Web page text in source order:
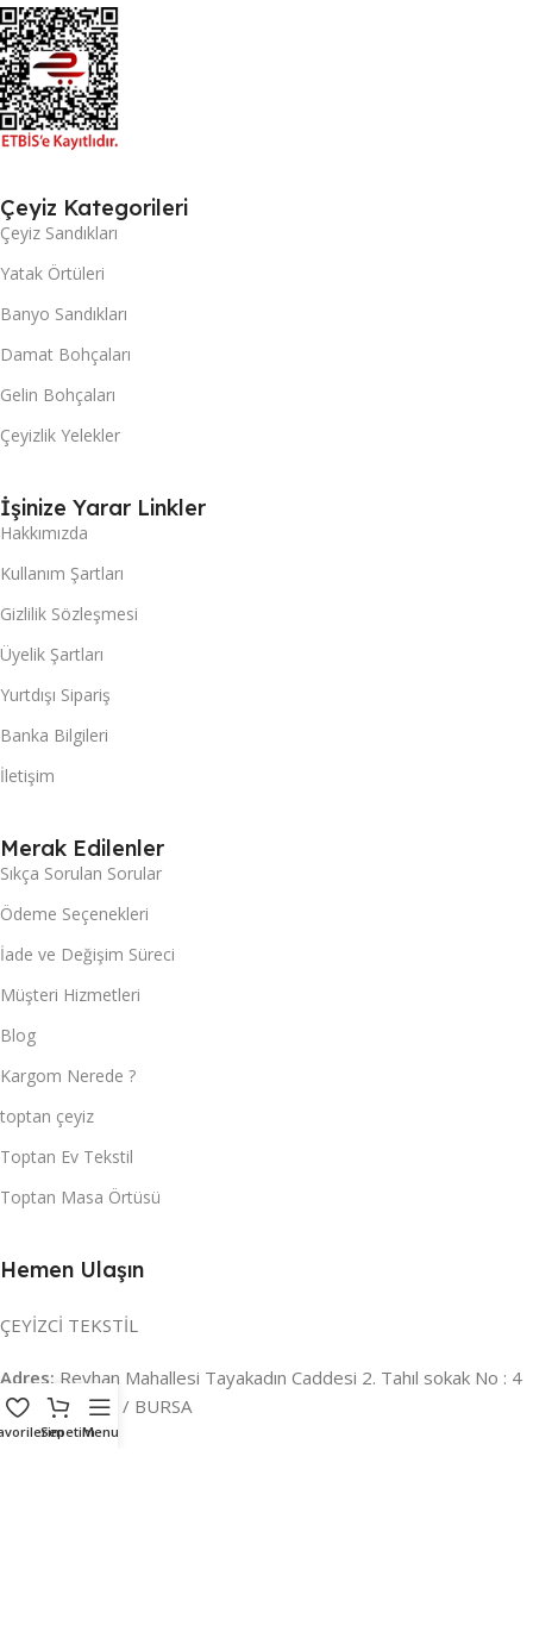
Çeyiz Kategorileri
Çeyiz Sandıkları
Yatak Örtüleri
Banyo Sandıkları
Damat Bohçaları
Gelin Bohçaları
Çeyizlik Yelekler
İşinize Yarar Linkler
Hakkımızda
Kullanım Şartları
Gizlilik Sözleşmesi
Üyelik Şartları
Yurtdışı Sipariş
Banka Bilgileri
İletişim
Merak Edilenler
Sıkça Sorulan Sorular
Ödeme Seçenekleri
İade ve Değişim Süreci
Müşteri Hizmetleri
Blog
Kargom Nerede ?
toptan çeyiz
Toptan Ev Tekstil
Toptan Masa Örtüsü
Hemen Ulaşın
ÇEYİZCİ TEKSTİL
Adres: Reyhan Mahallesi Tayakadın Caddesi 2. Tahıl sokak No : 4
/ a Osmangazi / BURSA
SepetimMenu